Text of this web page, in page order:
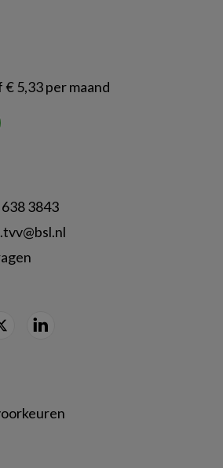
5,33 per maand
638 3843